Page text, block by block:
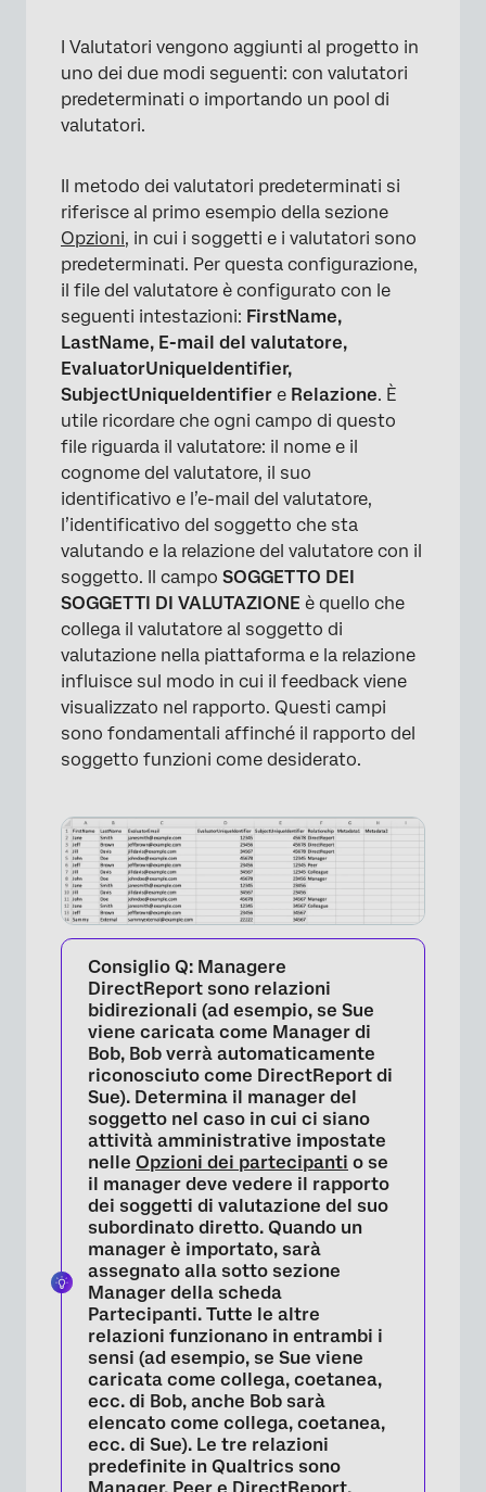
×
I Valutatori vengono aggiunti al progetto in
uno dei due modi seguenti: con valutatori
predeterminati o importando un pool di
valutatori.
Il metodo dei valutatori predeterminati si
riferisce al primo esempio della sezione
Opzioni, in cui i soggetti e i valutatori sono
predeterminati. Per questa configurazione,
il file del valutatore è configurato con le
seguenti intestazioni: FirstName,
LastName, E-mail del valutatore,
EvaluatorUniqueIdentifier,
SubjectUniqueIdentifier e Relazione. È
utile ricordare che ogni campo di questo
file riguarda il valutatore: il nome e il
cognome del valutatore, il suo
identificativo e l’e-mail del valutatore,
l’identificativo del soggetto che sta
valutando e la relazione del valutatore con il
soggetto. Il campo SOGGETTO DEI
SOGGETTI DI VALUTAZIONE è quello che
collega il valutatore al soggetto di
valutazione nella piattaforma e la relazione
influisce sul modo in cui il feedback viene
visualizzato nel rapporto. Questi campi
sono fondamentali affinché il rapporto del
soggetto funzioni come desiderato.
×
Consiglio Q: Managere
DirectReport sono relazioni
bidirezionali (ad esempio, se Sue
viene caricata come Manager di
Bob, Bob verrà automaticamente
riconosciuto come DirectReport di
Sue). Determina il manager del
soggetto nel caso in cui ci siano
attività amministrative impostate
nelle Opzioni dei partecipanti o se
il manager deve vedere il rapporto
dei soggetti di valutazione del suo
subordinato diretto. Quando un
manager è importato, sarà
assegnato alla sotto sezione
Manager della scheda
Partecipanti. Tutte le altre
relazioni funzionano in entrambi i
sensi (ad esempio, se Sue viene
caricata come collega, coetanea,
ecc. di Bob, anche Bob sarà
elencato come collega, coetanea,
ecc. di Sue). Le tre relazioni
predefinite in Qualtrics sono